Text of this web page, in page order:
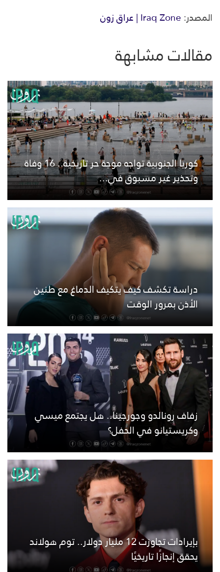
المصدر:Iraq Zone | عراق زون
مقالات مشابهة
كوريا الجنوبية تواجه موجة حر تاريخية.. 16 وفاة
وتحذير غير مسبوق في...
دراسة تكشف كيف يتكيف الدماغ مع طنين
الأذن بمرور الوقت
زفاف رونالدو وجورجينا.. هل يجتمع ميسي
وكريستيانو في الحفل؟
بإيرادات تجاوزت 12 مليار دولار.. توم هولاند
يحقق إنجازًا تاريخيًا